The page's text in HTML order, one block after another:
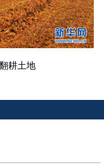
耕土地